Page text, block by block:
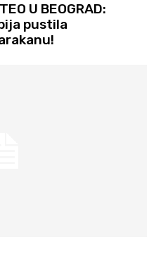
U BEOGRAD:
pustila